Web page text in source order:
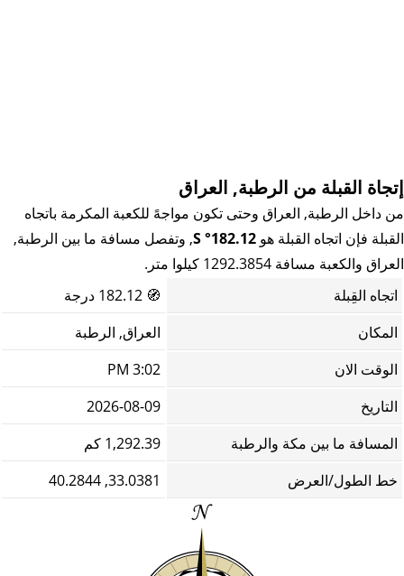
إتجاة القبلة من الرطبة, العراق
من داخل الرطبة, العراق وحتى تكون مواجهً للكعبة المكرمة باتجاه
القبلة فإن اتجاه القبلة هو 182.12° S
, وتفصل مسافة ما بين الرطبة,
العراق والكعبة مسافة 1292.3854 كيلوا متر.
اتجاه القِبلة
🧭
المكان
العراق, الرطبة
الوقت الان
3:02 PM
التاريخ
2026-08-09
المسافة ما بين مكة والرطبة
1,292.39 كم
خط الطول/العرض
33.0381, 40.2844